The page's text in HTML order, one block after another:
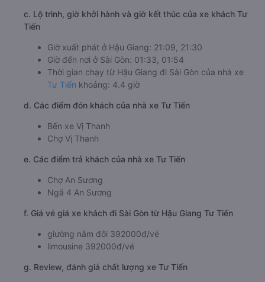
c. Lộ trình, giờ khởi hành và giờ kết thúc của xe khách Tư
Tiến
Giờ xuất phát ở Hậu Giang: 21:09, 21:30
Giờ đến nơi ở Sài Gòn: 01:33, 01:54
Thời gian chạy từ Hậu Giang đi Sài Gòn của nhà xe
Tư Tiến khoảng: 4.4 giờ
d. Các điểm đón khách của nhà xe Tư Tiến
Bến xe Vị Thanh
Chợ Vị Thanh
e. Các điểm trả khách của nhà xe Tư Tiến
Chợ An Sương
Ngã 4 An Sương
f. Giá vé giá xe khách đi Sài Gòn từ Hậu Giang Tư Tiến
giường nằm đôi 392000đ/vé
limousine 392000đ/vé
g. Review, đánh giá chất lượng xe Tư Tiến